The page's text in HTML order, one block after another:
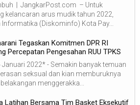
| JangkarPost.com – Untuk
kelancaran arus mudik tahun 2022,
(Diskominfo) Kota Pay...
Tegaskan Komitmen DPR RI
Percepatan Pengesahan RUU TPKS
Januari 2022* - Semakin banyak temuan
seksual dan kian memburuknya
menggerakka...
Latihan Bersama Tim Basket Eksekutif